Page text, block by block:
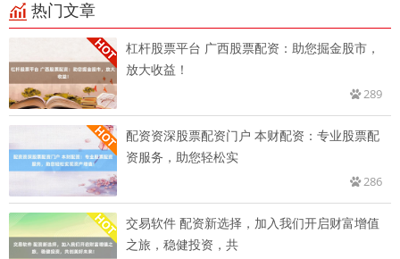
热门文章
杠杆股票平台 广西股票配资：助您掘金股市，
放大收益！
289
配资资深股票配资门户 本财配资：专业股票配
资服务，助您轻松实
286
交易软件 配资新选择，加入我们开启财富增值
之旅，稳健投资，共